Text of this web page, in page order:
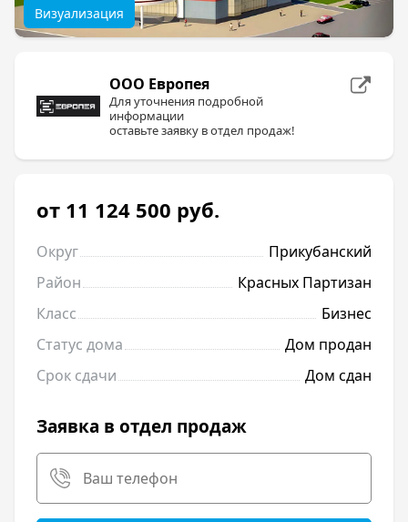
Визуализация
ООО Европея
Для уточнения подробной
информации
оставьте заявку в отдел продаж!
от 11 124 500 руб.
Округ
Прикубанский
Район
Красных Партизан
Класс
Бизнес
Статус дома
Дом продан
Срок сдачи
Дом сдан
Заявка в отдел продаж